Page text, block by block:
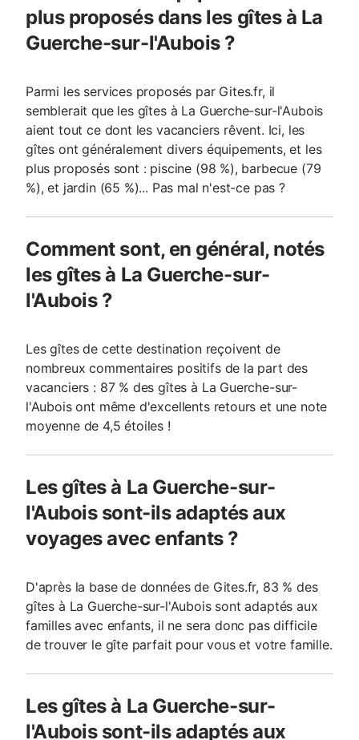
d'autres, idées découvertes locales Les
draps sont i
plus proposés dans les gîtes à La
Guerche-sur-l'Aubois ?
Parmi les services proposés par Gites.fr, il
semblerait que les gîtes à La Guerche-sur-l'Aubois
aient tout ce dont les vacanciers rêvent. Ici, les
gîtes ont généralement divers équipements, et les
plus proposés sont : piscine (98 %), barbecue (79
%), et jardin (65 %)... Pas mal n'est-ce pas ?
Comment sont, en général, notés
les gîtes à La Guerche-sur-
l'Aubois ?
Les gîtes de cette destination reçoivent de
nombreux commentaires positifs de la part des
vacanciers : 87 % des gîtes à La Guerche-sur-
l'Aubois ont même d'excellents retours et une note
moyenne de 4,5 étoiles !
Les gîtes à La Guerche-sur-
l'Aubois sont-ils adaptés aux
voyages avec enfants ?
D'après la base de données de Gites.fr, 83 % des
gîtes à La Guerche-sur-l'Aubois sont adaptés aux
familles avec enfants, il ne sera donc pas difficile
de trouver le gîte parfait pour vous et votre famille.
Les gîtes à La Guerche-sur-
l'Aubois sont-ils adaptés aux